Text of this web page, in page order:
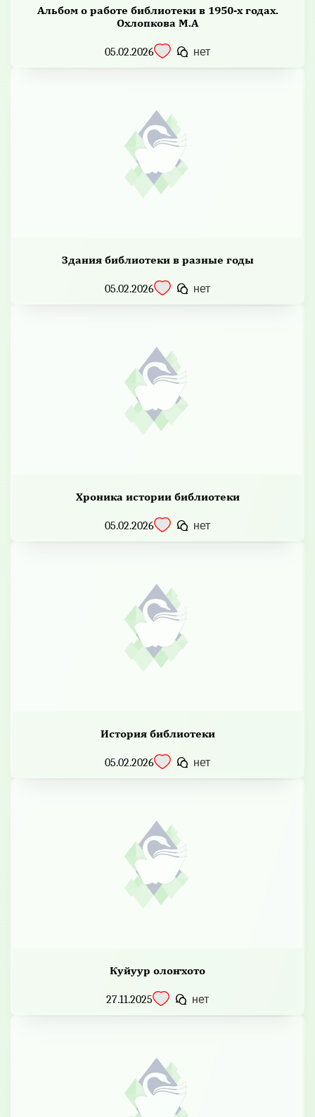
Альбом о работе библиотеки в 1950-х годах.
Охлопкова М.А
05.02.2026 нет
Здания библиотеки в разные годы
05.02.2026 нет
Хроника истории библиотеки
05.02.2026 нет
История библиотеки
05.02.2026 нет
Куйуур олоҥхото
27.11.2025 нет